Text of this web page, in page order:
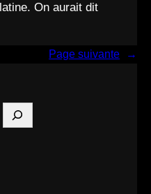
On aurait dit
Page suivante →